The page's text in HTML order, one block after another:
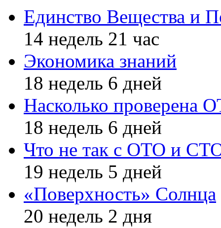
Единство Вещества и
14 недель 21 час
Экономика знаний
18 недель 6 дней
Насколько проверена
18 недель 6 дней
Что не так с ОТО и
19 недель 5 дней
«Поверхность» Солнца
20 недель 2 дня